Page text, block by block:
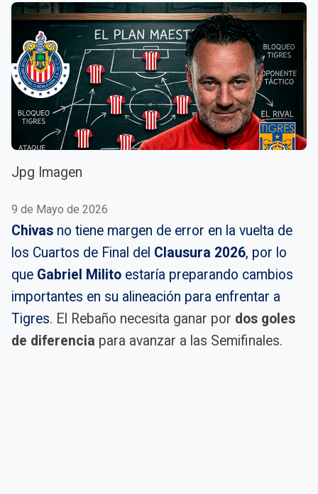
Jpg Imagen
9 de Mayo de 2026
Chivas no tiene margen de error en la vuelta de
los Cuartos de Final del Clausura 2026, por lo
que Gabriel Milito estaría preparando cambios
importantes en su alineación para enfrentar a
Tigres. El Rebaño necesita ganar por dos goles
de diferencia para avanzar a las Semifinales.